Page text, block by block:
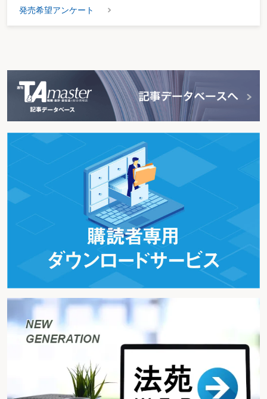
発売希望アンケート